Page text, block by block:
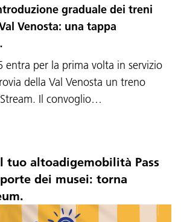
graduale dei treni
Venosta: una tappa
entra per la prima volta in servizio
della Val Venosta un treno
Il convoglio…
tuo altoadigemobilità Pass
dei musei: torna